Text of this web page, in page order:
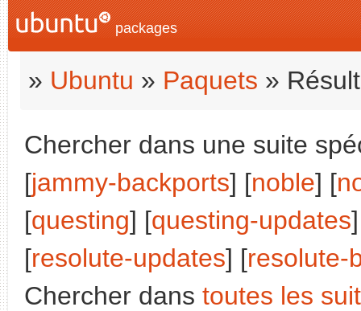
packages
» Ubuntu » Paquets »
Chercher dans une suite
[jammy-backports] [noble] [
[questing] [questing-updates
[resolute-updates] [resolute-
Chercher dans toutes les